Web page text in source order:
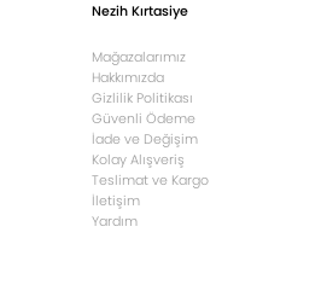
Nezih Kırtasiye
Mağazalarımız
Hakkımızda
Gizlilik Politikası
Güvenli Ödeme
İade ve Değişim
Kolay Alışveriş
Teslimat ve Kargo
İletişim
Yardım